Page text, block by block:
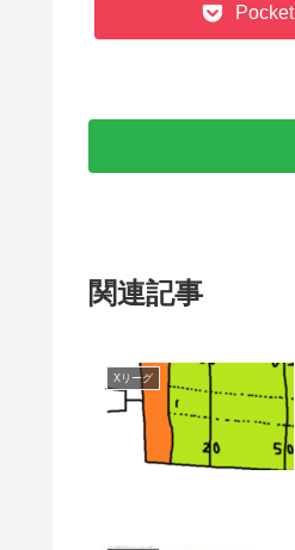
Pocket
関連記事
Xリーグ